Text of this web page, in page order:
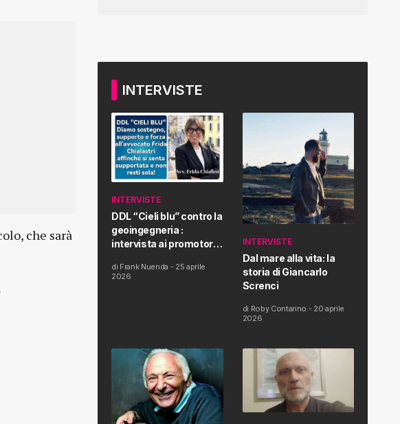
che sarà
INTERVISTE
INTERVISTE
DDL “Cieli blu” contro la
geoingegneria :
intervista ai promotori
Proposta di Legge
di Frank Nuenda - 25 aprile
2026
INTERVISTE
Dal mare alla vita: la
storia di Giancarlo
Screnci
di Roby Contarino - 20 aprile
2026